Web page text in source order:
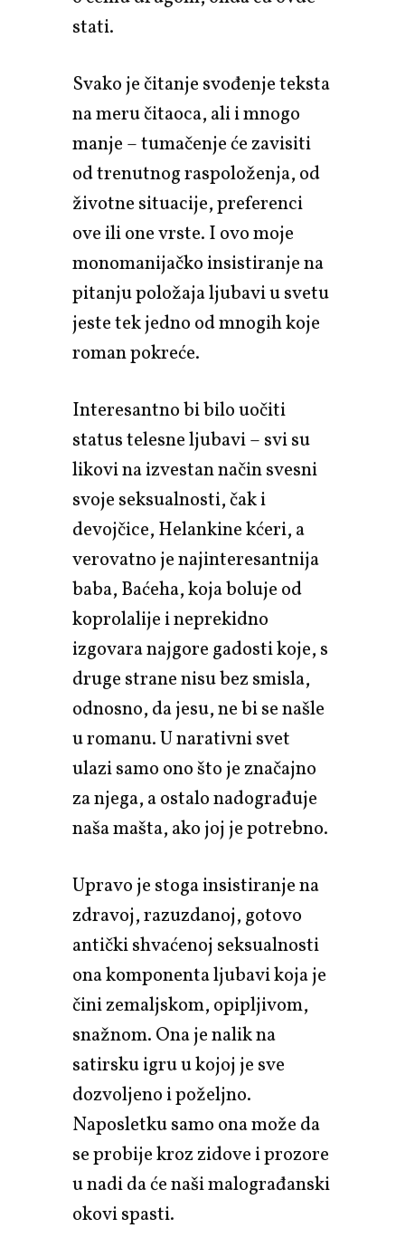
stati.
Svako je čitanje svođenje teksta
na meru čitaoca, ali i mnogo
manje – tumačenje će zavisiti
od trenutnog raspoloženja, od
životne situacije, preferenci
ove ili one vrste. I ovo moje
monomanijačko insistiranje na
pitanju položaja ljubavi u svetu
jeste tek jedno od mnogih koje
roman pokreće.
Interesantno bi bilo uočiti
status telesne ljubavi – svi su
likovi na izvestan način svesni
svoje seksualnosti, čak i
devojčice, Helankine kćeri, a
verovatno je najinteresantnija
baba, Baćeha, koja boluje od
koprolalije i neprekidno
izgovara najgore gadosti koje, s
druge strane nisu bez smisla,
odnosno, da jesu, ne bi se našle
u romanu. U narativni svet
ulazi samo ono što je značajno
za njega, a ostalo nadograđuje
naša mašta, ako joj je potrebno.
Upravo je stoga insistiranje na
zdravoj, razuzdanoj, gotovo
antički shvaćenoj seksualnosti
ona komponenta ljubavi koja je
čini zemaljskom, opipljivom,
snažnom. Ona je nalik na
satirsku igru u kojoj je sve
dozvoljeno i poželjno.
Naposletku samo ona može da
se probije kroz zidove i prozore
u nadi da će naši malograđanski
okovi spasti.